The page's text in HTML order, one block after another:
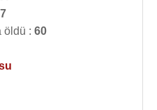
öldü : 60